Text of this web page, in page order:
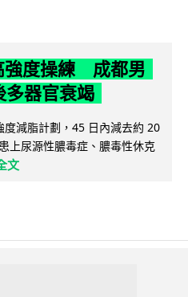
強度操練 成都男
器官衰竭
減脂計劃，45 日內減去約 20
上尿源性膿毒症、膿毒性休克
文